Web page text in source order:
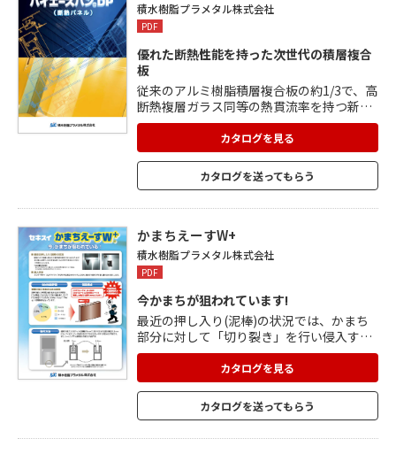
積水樹脂プラメタル株式会社
PDF
優れた断熱性能を持った次世代の積層複合
板
従来のアルミ樹脂積層複合板の約1/3で、高
断熱複層ガラス同等の熱貫流率を持つ新省
エネルギー基準にマッチした新しい断熱パ
ネル。 冬場は室内暖房熱を逃さず、また夏
場は日射熱を大幅に抑え冷房効率を高めま
す。 高発泡スチロールを芯材に、両面にア
ルミ樹脂積層複合板(ハイエースバン)を複
工性を保持。 柄やカラーも豊富に取り揃え
ています。
カタログを見る
カタログを送ってもらう
かまちえーすW+
積水樹脂プラメタル株式会社
PDF
今かまちが狙われています!
最近の押し入り(泥棒)の状況では、かまち
部分に対して「切り裂き」を行い侵入する
ケースが多くなっています。 「かまちえー
すW+」は、切り裂きを行いにくくするた
め、従来の「かまちえーす」に特殊シート
を積層した構成で、総厚6mm。 防犯対応
としてだけでなく、遮音性や保温性の向上
カタログを見る
カタログを送ってもらう